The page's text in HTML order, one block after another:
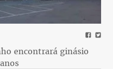
encontrará ginásio